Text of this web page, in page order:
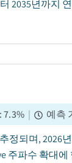
2035년까지
7.3% | 예측
정되며, 2026
주파수 확대